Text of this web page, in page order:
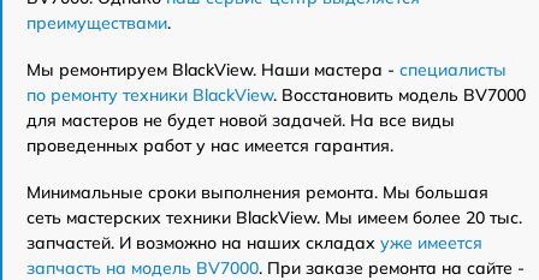
преимуществами.
Мы ремонтируем BlackView. Наши мастера - специалисты
по ремонту техники BlackView. Восстановить модель BV7000
для мастеров не будет новой задачей. На все виды
проведенных работ у нас имеется гарантия.
Минимальные сроки выполнения ремонта. Мы большая
сеть мастерских техники BlackView. Мы имеем более 20 тыс.
запчастей. И возможно на наших складах уже имеется
запчасть на модель BV7000. При заказе ремонта на сайте -